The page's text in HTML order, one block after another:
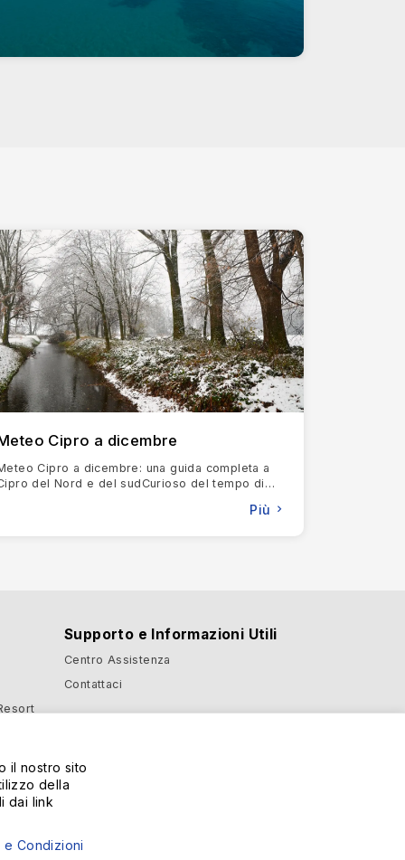
sul mare.
come principale punto di ingresso
sperimentare sia il passato che il presente
serali e per osservare la gente.
creando uno spettacolare spettacolo
città.
le famiglie.
cucina cipriota e immergersi nelle
di vacanza come nessun'altra. Fate le
e ogni soggiorno diventa un ricordo
Cipro a dicembre
Cipro a dicembre: una guida completa a
del Nord e del sudCurioso del tempo di
Più
e
Supporto e Informazioni Utili
Centro Assistenza
Contattaci
il nostro sito
della
dai link
e Condizioni